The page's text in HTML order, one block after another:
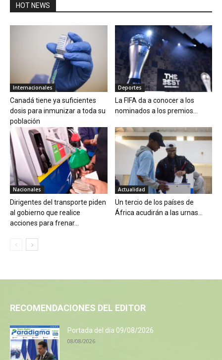
HOT NEWS
Internacionales
Canadá tiene ya suficientes
dosis para inmunizar a toda su
población
Deportes
La FIFA da a conocer a los
nominados a los premios...
Nacionales
Dirigentes del transporte piden
al gobierno que realice
acciones para frenar...
Actualidad
Un tercio de los países de
África acudirán a las urnas...
RECOMENDACIONES DEL EDITOR
Portada del día 09/08/2026
08/08/2026